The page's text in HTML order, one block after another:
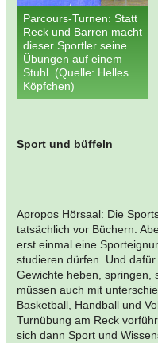
Parcours-Turnen: Statt
Reck und Barren macht
dieser Sportler seine
Übungen auf einem
Stuhl. (Quelle: Helles
Köpfchen)
Sport und büffeln
Apropos Hörsaal: Die
tatsächlich vor Büchern.
erst einmal eine
studieren dürfen. Und
Gewichte heben, springen,
müssen auch mit
Basketball, Handball und
Turnübung am Reck
sich dann Sport und